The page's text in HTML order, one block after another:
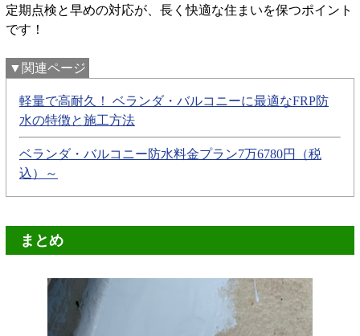
定期点検と早めの対応が、長く快適な住まいを保つポイント
です！
▼関連ページ
軽量で高耐久！ ベランダ・バルコニーに最適なFRP防
水の特徴と施工方法
ベランダ・バルコニー防水料金プラン7万6780円（税
込）～
まとめ